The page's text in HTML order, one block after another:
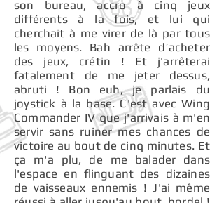
son bureau, accro à cinq jeux
différents à la fois, et lui qui
cherchait à me virer de là par tous
les moyens. Bah arrête d’acheter
des jeux, crétin ! Et j'arrêterai
fatalement de me jeter dessus,
abruti ! Bon euh, je parlais du
joystick à la base. C'est avec Wing
Commander IV que j'arrivais à m'en
servir sans ruiner mes chances de
victoire au bout de cinq minutes. Et
ça m'a plu, de me balader dans
l'espace en flinguant des dizaines
de vaisseaux ennemis ! J'ai même